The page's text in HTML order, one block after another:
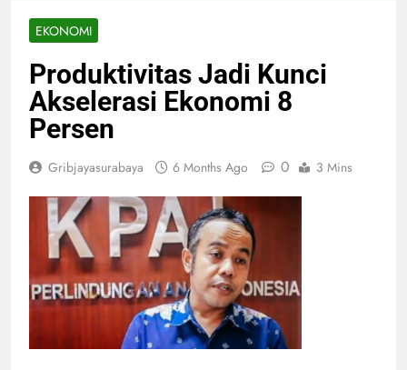
EKONOMI
Produktivitas Jadi Kunci
Akselerasi Ekonomi 8
Persen
Gribjayasurabaya 6 Months Ago 0 3 Mins